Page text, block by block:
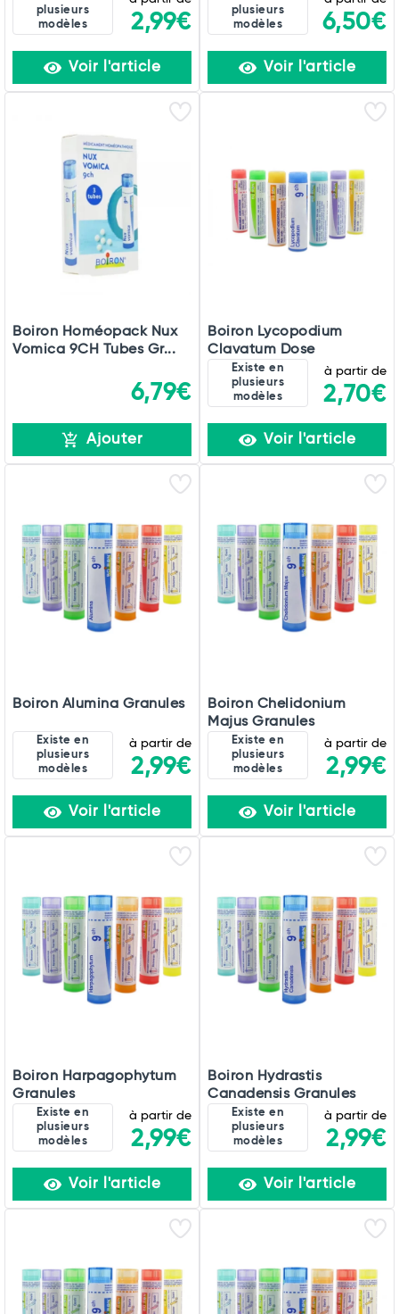
plusieurs
modèles
2,99€
Voir l'article
plusieurs
modèles
6,50€
Voir l'article
Boiron Homéopack Nux
Vomica 9CH Tubes Gr...
6,79€
Ajouter
Boiron Lycopodium
Clavatum Dose
Existe en
plusieurs
modèles
à partir de
2,70€
Voir l'article
Boiron Alumina Granules
Existe en
plusieurs
modèles
à partir de
2,99€
Voir l'article
Boiron Chelidonium
Majus Granules
Existe en
plusieurs
modèles
à partir de
2,99€
Voir l'article
Boiron Harpagophytum
Granules
Existe en
plusieurs
modèles
à partir de
2,99€
Voir l'article
Boiron Hydrastis
Canadensis Granules
Existe en
plusieurs
modèles
à partir de
2,99€
Voir l'article